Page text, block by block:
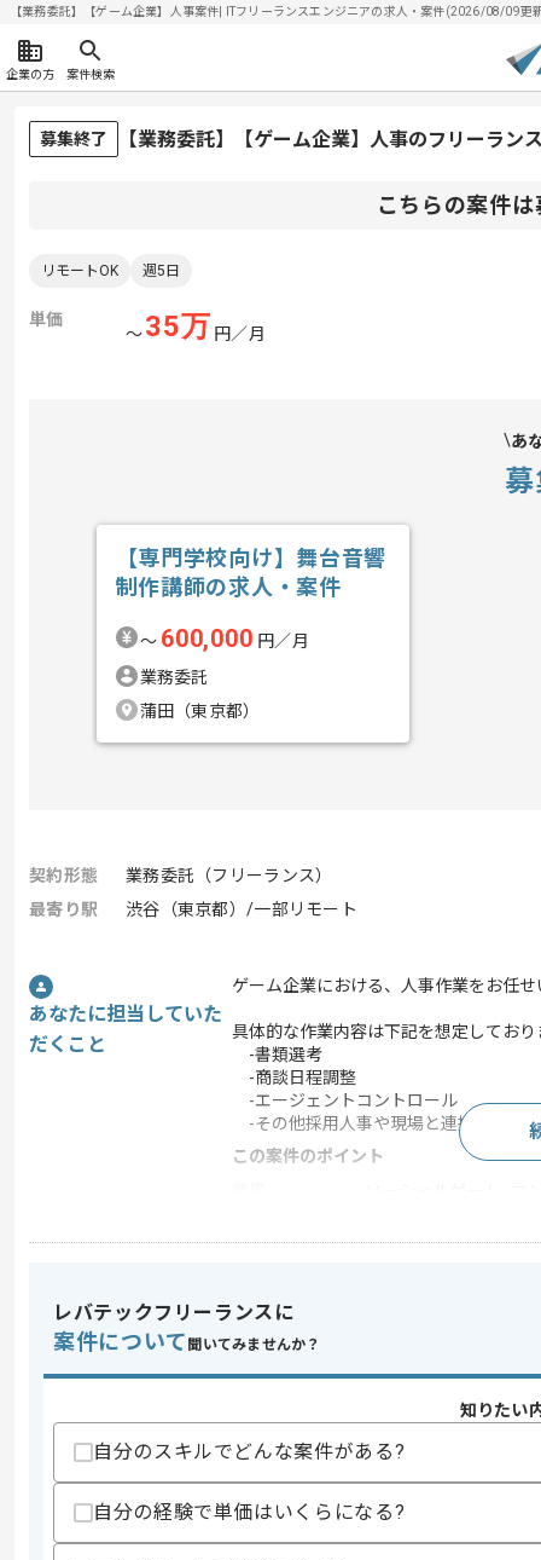
【業務委託】【ゲーム企業】人事案件| ITフリーランスエンジニアの求人・案件(2026/08/09更
企業の方 案件検索
募集終了 【業務委託】【ゲーム企業】人事のフリーラン
こちらの案件
リモートOK 週5日
単価
〜35万 円／月
あ
【専門学校向け】舞台音響
制作講師の求人・案件
〜 600,000 円／月
業務委託
蒲田（東京都）
契約形態
業務委託（フリーランス）
最寄り駅
渋谷（東京都）/一部リモート
あなたに担当していた
だくこと
ゲーム企業における、人事作業をお任せ
具体的な作業内容は下記を想定しており
-書類選考
-商談日程調整
-エージェントコントロール
-その他採用人事や現場と連携した申
この案件のポイント
スキル
求めるスキル
・事務としての調整や交渉の経験
・PC実務使用経験(ExcelやGoogleスプ
・事業会社での採用人事や労務経験
スキルに不安がある方へ
上記に似た経験やスキルをお持ちであれば申
レバテックフリーランスに
案件について 聞いてみませんか？
知りたい
自分のスキルでどんな案件がある?
自分の経験で単価はいくらになる?